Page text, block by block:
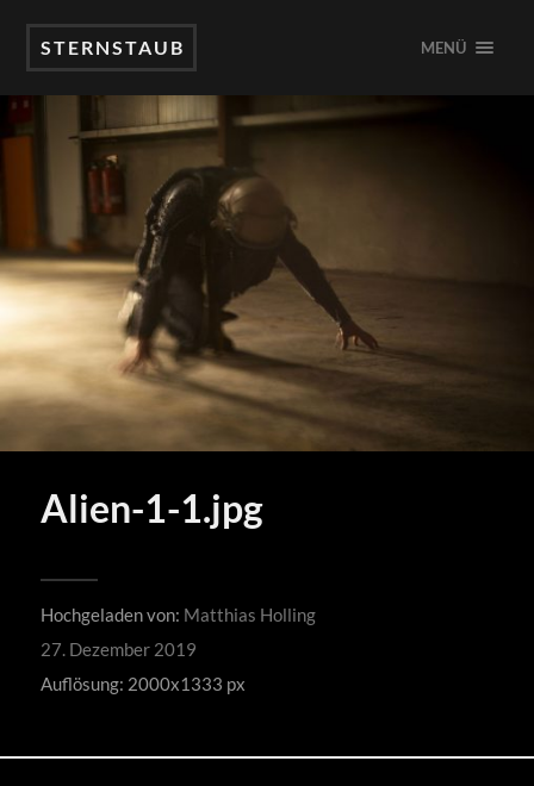
STERNSTAUB MENÜ
Alien-1-1.jpg
Hochgeladen von: Matthias Holling
27. Dezember 2019
Auflösung: 2000x1333 px